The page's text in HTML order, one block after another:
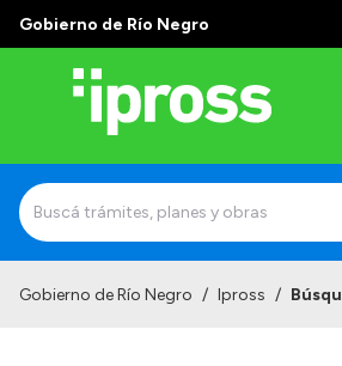
Gobierno de Río Negro
Gobierno de Río Negro / Ipross /